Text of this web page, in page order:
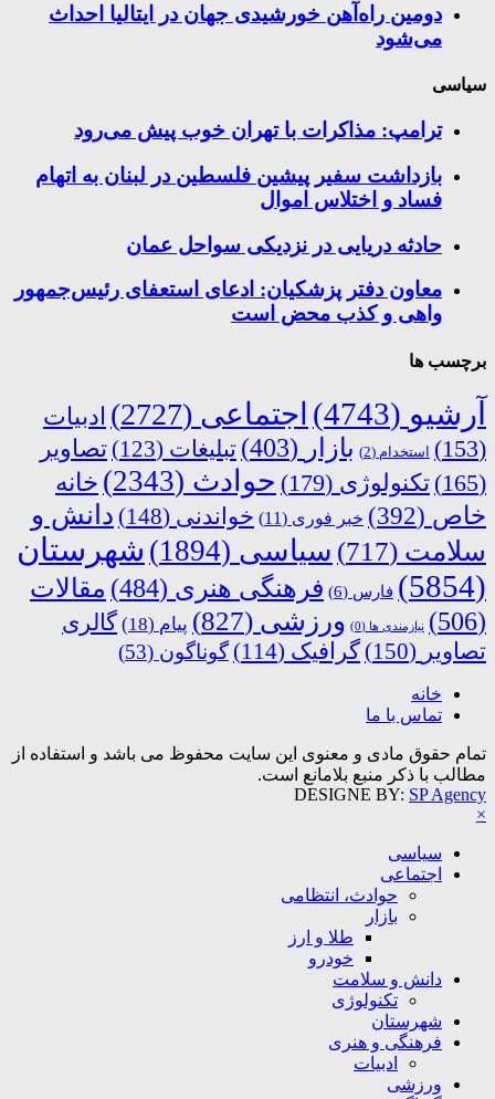
دومین راه‌آهن خورشیدی جهان در ایتالیا احداث
می‌شود
سیاسی
ترامپ: مذاکرات با تهران خوب پیش می‌رود
بازداشت سفیر پیشین فلسطین در لبنان به اتهام
فساد و اختلاس اموال
حادثه دریایی در نزدیکی سواحل عمان
معاون دفتر پزشکیان: ادعای استعفای رئیس‌جمهور
واهی و کذب محض است
برچسب ها
آرشیو (4743) اجتماعی (2727)
ادبیات
(153)
استخدام (2) بازار (403) تبلیغات (123)
تصاویر
(165)
تکنولوژی (179) حوادث (2343)
خانه
خاص (392) خبر فوری (11) خواندنی (148)
دانش و
سلامت (717) سیاسی (1894)
شهرستان
(5854)
فارس (6) فرهنگی هنری (484)
مقالات
(506)
نیازمندی ها (0) ورزشی (827) پیام (18)
گالری
تصاویر (150) گرافیک (114) گوناگون (53)
خانه
تماس با ما
تمام حقوق مادی و معنوی این سایت محفوظ می باشد و استفاده از
مطالب با ذکر منبع بلامانع است.
DESIGNE BY: SP Agency
×
سیاسی
اجتماعی
حوادث، انتظامی
بازار
طلا و ارز
خودرو
دانش و سلامت
تکنولوژی
شهرستان
فرهنگی و هنری
ادبیات
ورزشی